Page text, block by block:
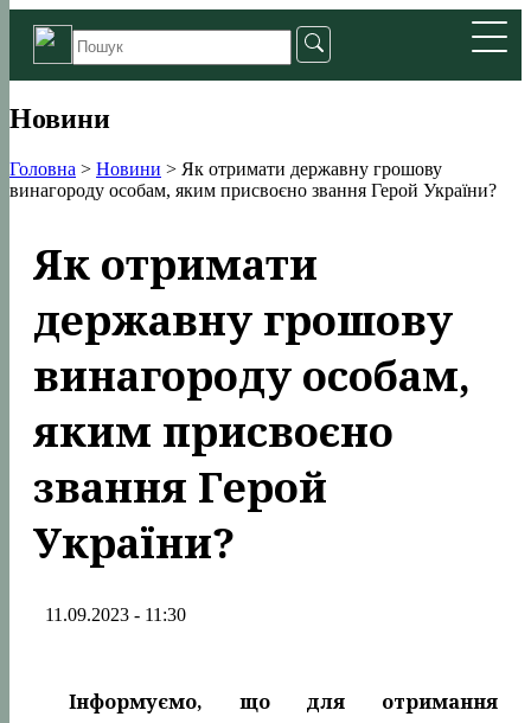
Новини
Головна > Новини > Як отримати державну грошову
винагороду особам, яким присвоєно звання Герой України?
Як отримати
державну грошову
винагороду особам,
яким присвоєно
звання Герой
України?
11.09.2023 - 11:30
Інформуємо, що для отримання